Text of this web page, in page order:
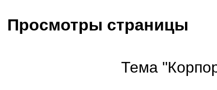
Просмотры страницы
Тема